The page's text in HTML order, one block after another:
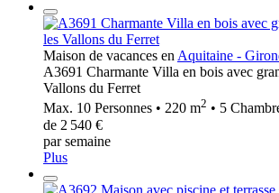
Maison de vacances en Aquitaine -
A3691 Charmante Villa en bois avec
Vallons du Ferret
Max. 10 Personnes • 220 m2 • 5
de 2 540 €
par semaine
Plus